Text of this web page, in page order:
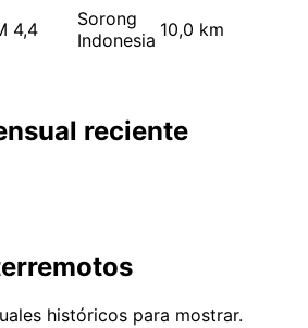
4,4
Sorong
Indonesia 10,0 km
reciente
históricos para mostrar.